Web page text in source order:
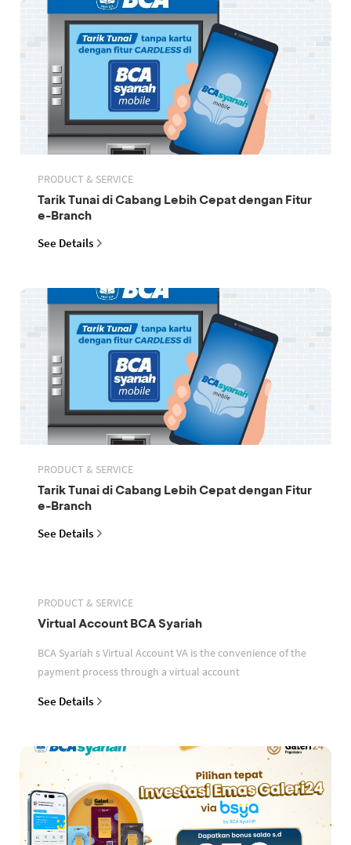
PRODUCT & SERVICE
Tarik Tunai di Cabang Lebih Cepat dengan Fitur
e-Branch
See Details
PRODUCT & SERVICE
Tarik Tunai di Cabang Lebih Cepat dengan Fitur
e-Branch
See Details
PRODUCT & SERVICE
Virtual Account BCA Syariah
BCA Syariah s Virtual Account VA is the convenience of the
payment process through a virtual account
See Details